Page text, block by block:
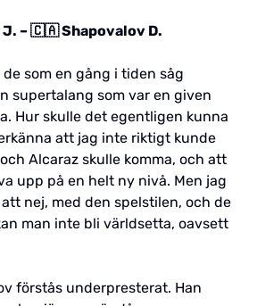
– 🇨🇦 Shapovalov D.
som en gång i tiden såg
supertalang som var en given
Hur skulle det egentligen kunna
att jag inte riktigt kunde
Alcaraz skulle komma, och att
upp på en helt ny nivå. Men jag
nej, med den spelstilen, och de
man inte bli världsetta, oavsett
förstås underpresterat. Han